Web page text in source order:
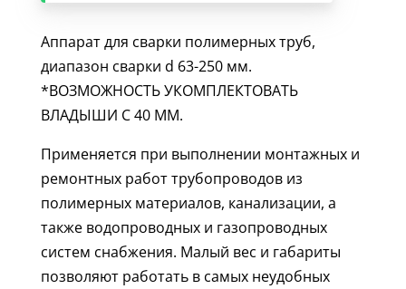
Аппарат для сварки полимерных труб,
диапазон сварки d 63-250 мм.
*ВОЗМОЖНОСТЬ УКОМПЛЕКТОВАТЬ
ВЛАДЫШИ С 40 ММ.
Применяется при выполнении монтажных и
ремонтных работ трубопроводов из
полимерных материалов, канализации, а
также водопроводных и газопроводных
систем снабжения. Малый вес и габариты
позволяют работать в самых неудобных